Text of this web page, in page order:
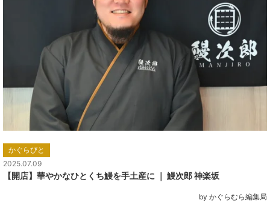
かぐらびと
2025.07.09
【開店】華やかなひとくち鰻を手土産に ｜ 鰻次郎 神楽坂
by かぐらむら編集局